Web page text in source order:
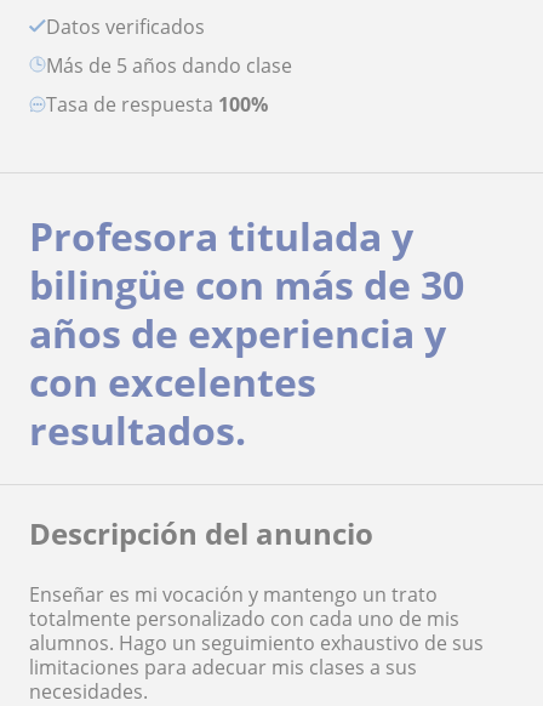
Datos verificados
más de 5 años dando clase
Tasa de respuesta 100%
Profesora titulada y
bilingüe con más de 30
años de experiencia y
con excelentes
resultados.
Descripción del anuncio
Enseñar es mi vocación y mantengo un trato
totalmente personalizado con cada uno de mis
alumnos. Hago un seguimiento exhaustivo de sus
limitaciones para adecuar mis clases a sus
necesidades.